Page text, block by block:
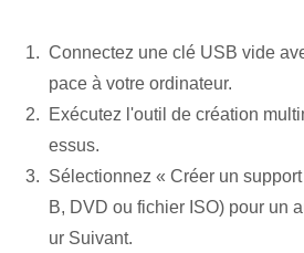
Connectez une clé USB vide
pace à votre ordinateur.
Exécutez l'outil de création
essus.
Sélectionnez « Créer un
B, DVD ou fichier ISO) pour un
ur Suivant.